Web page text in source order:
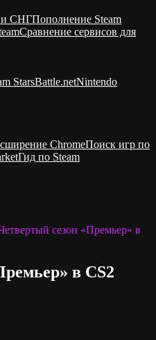
и СНГПополнение Steam
Сравнение сервисов для
StarsBattle.netNintendo
ChromeПоиск игр по
Гид по Steam
сезон «Премьер» в
в CS2